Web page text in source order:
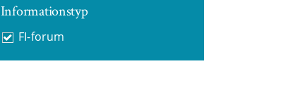
Informationstyp
FI-forum